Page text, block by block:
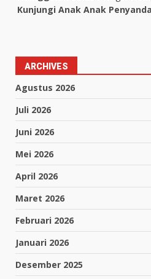
Kunjungi Anak Anak
ARCHIVES
Agustus 2026
Juli 2026
Juni 2026
Mei 2026
April 2026
Maret 2026
Februari 2026
Januari 2026
Desember 2025